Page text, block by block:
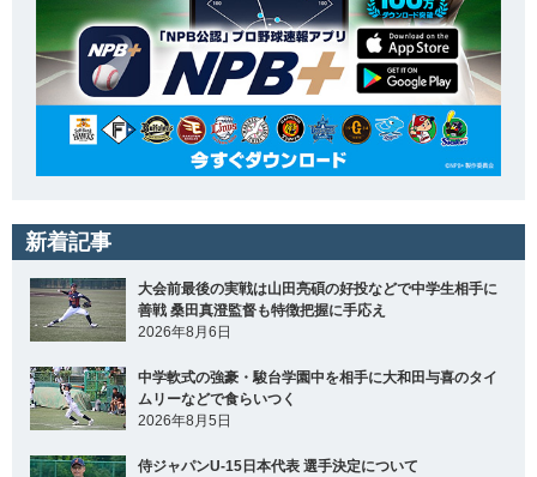
新着記事
大会前最後の実戦は山田亮碩の好投などで中学生相手に
善戦 桑田真澄監督も特徴把握に手応え
2026年8月6日
中学軟式の強豪・駿台学園中を相手に大和田与喜のタイ
ムリーなどで食らいつく
2026年8月5日
侍ジャパンU-15日本代表 選手決定について